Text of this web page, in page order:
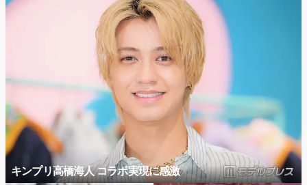
キンプリ高橋海人 コラボ実現に感激